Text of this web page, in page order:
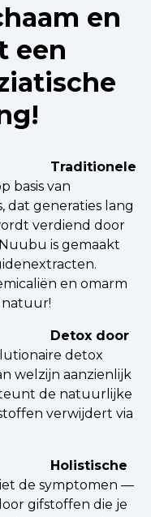
en
een
Traditionele
basis van
dat generaties lang
verdiend door
is gemaakt
en omarm
Detox door
detox
welzijn aanzienlijk
de natuurlijke
verwijdert via
Holistische
de symptomen —
gifstoffen die je